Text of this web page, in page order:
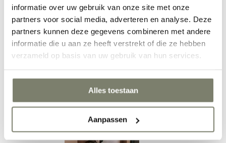
informatie over uw gebruik van onze site met onze
partners voor social media, adverteren en analyse. Deze
partners kunnen deze gegevens combineren met andere
informatie die u aan ze heeft verstrekt of die ze hebben
verzameld op basis van uw gebruik van hun services.
Alles toestaan
Aanpassen
Werkkamer inrichten